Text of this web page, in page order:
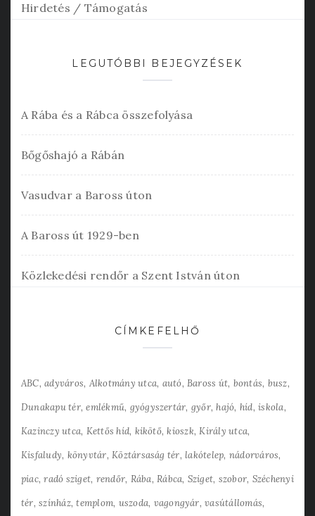
Hirdetés / Támogatás
LEGUTÓBBI BEJEGYZÉSEK
A Rába és a Rábca összefolyása
Bőgőshajó a Rábán
Vasudvar a Baross úton
A Baross út 1929-ben
Közlekedési rendőr a Szent István úton
CÍMKEFELHŐ
ABC adyváros Alkotmány utca autó Baross út bontás busz
Dunakapu tér emlékmű gyógyszertár győr hajó híd iskola
Kazinczy utca Kettős híd kikötő kioszk Király utca
Kisfaludy könyvtár Köztársaság tér lakótelep nádorváros
piac radó sziget rendőr Rába Rábca Sziget szobor Széchenyi
tér színház templom uszoda vagongyár vasútállomás